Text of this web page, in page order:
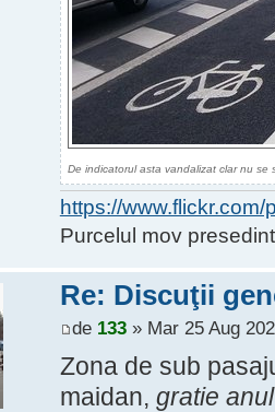
De indicatorul asta vandalizat clar nu se
https://
Purcelul mov
Re: Discuţii
de 133» Mar 25 Aug
Zona de sub
maidan, gratie